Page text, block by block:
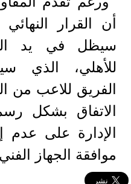
أن القرار
سيظل في يد
للأهلي، الذي
الفريق للاعب من
الاتفاق بشكل
الإدارة على
موافقة الجهاز